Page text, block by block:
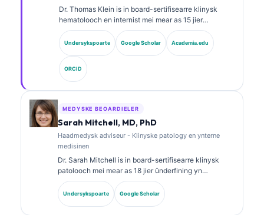
Dr. Thomas Klein is in board-sertifisearre klinysk
hematolooch en internist mei mear as 15 jier
ûnderfining yn laboratoariummedisinen en AI-
oandreaune klinyske analyze. As Chief Medical
Officer by Kantesti AI jout hy klinysk tafersjoch op de
medyske krektens fan it proprietêre neurale netwurk.
Dr. Klein hat wiidweidich publisearre oer
ynterpretaasje fan biomarkers en
laboratoariumdiagnostyk oer ûnderwerpen yn de
Undersykspoarte Google Scholar Academia.edu
ORCID
MEDYSKE BEOARDIELER
Sarah Mitchell, MD, PhD
Haadmedysk adviseur - Klinyske patology en ynterne
medisinen
Dr. Sarah Mitchell is in board-sertifisearre klinysk
patolooch mei mear as 18 jier ûnderfining yn
laboratoariummedisinen en diagnostyske analyse. Se
hat spesjalistyske sertifikaasjes yn klinyske
skiekunde en hat wiidweidich publisearre oer
Undersykspoarte Google Scholar